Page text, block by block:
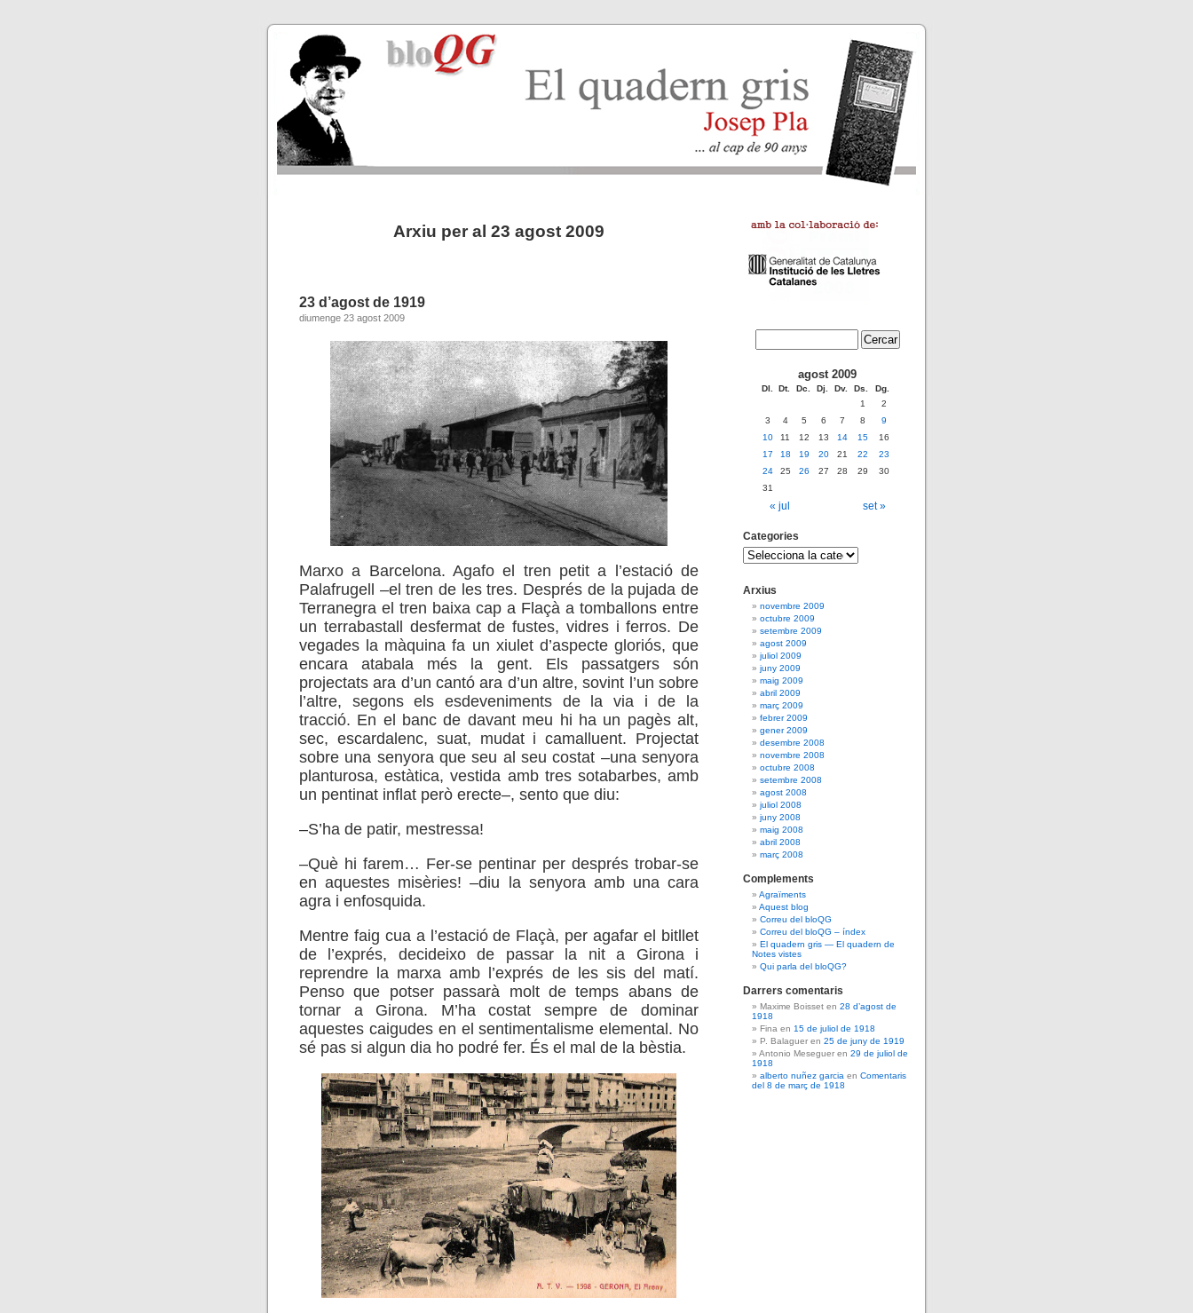
Arxiu per al 23 agost 2009
23 d’agost de 1919
diumenge 23 agost 2009
Marxo a Barcelona. Agafo el tren petit a l’estació de
Palafrugell –el tren de les tres. Després de la pujada de
Terranegra el tren baixa cap a Flaçà a tomballons entre
un terrabastall desfermat de fustes, vidres i ferros. De
vegades la màquina fa un xiulet d’aspecte gloriós, que
encara atabala més la gent. Els passatgers són
projectats ara d’un cantó ara d’un altre, sovint l’un sobre
l’altre, segons els esdeveniments de la via i de la
tracció. En el banc de davant meu hi ha un pagès alt,
sec, escardalenc, suat, mudat i camalluent. Projectat
sobre una senyora que seu al seu costat –una senyora
planturosa, estàtica, vestida amb tres sotabarbes, amb
un pentinat inflat però erecte–, sento que diu:
–S’ha de patir, mestressa!
–Què hi farem… Fer-se pentinar per després trobar-se
en aquestes misèries! –diu la senyora amb una cara
agra i enfosquida.
Mentre faig cua a l’estació de Flaçà, per agafar el bitllet
de l’exprés, decideixo de passar la nit a Girona i
reprendre la marxa amb l’exprés de les sis del matí.
Penso que potser passarà molt de temps abans de
tornar a Girona. M’ha costat sempre de dominar
aquestes caigudes en el sentimentalisme elemental. No
sé pas si algun dia ho podré fer. És el mal de la bèstia.
agost 2009
Dl. Dt. Dc. Dj. Dv. Ds. Dg.
« jul set »
1
2
3
4 5 6 7 8
9
10
11 12 13 14 15
16
17
18 19 20 21 22
23
24
25 26 27 28 29
30
31
Categories
Arxius
novembre 2009
octubre 2009
setembre 2009
agost 2009
juliol 2009
juny 2009
maig 2009
abril 2009
març 2009
febrer 2009
gener 2009
desembre 2008
novembre 2008
octubre 2008
setembre 2008
agost 2008
juliol 2008
juny 2008
maig 2008
abril 2008
març 2008
Complements
Agraïments
Aquest blog
Correu del bloQG
Correu del bloQG – índex
El quadern gris — El quadern de
Notes vistes
Qui parla del bloQG?
Darrers comentaris
Maxime Boisset en 28 d’agost de
1918
Fina en 15 de juliol de 1918
P. Balaguer en 25 de juny de 1919
Antonio Meseguer en 29 de juliol de
1918
alberto nuñez garcia en Comentaris
del 8 de març de 1918